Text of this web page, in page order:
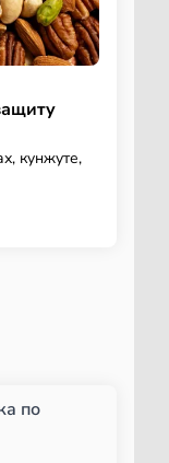
кунжуте,
по